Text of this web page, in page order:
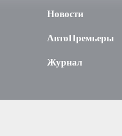
Новости
АвтоПремьеры
Журнал